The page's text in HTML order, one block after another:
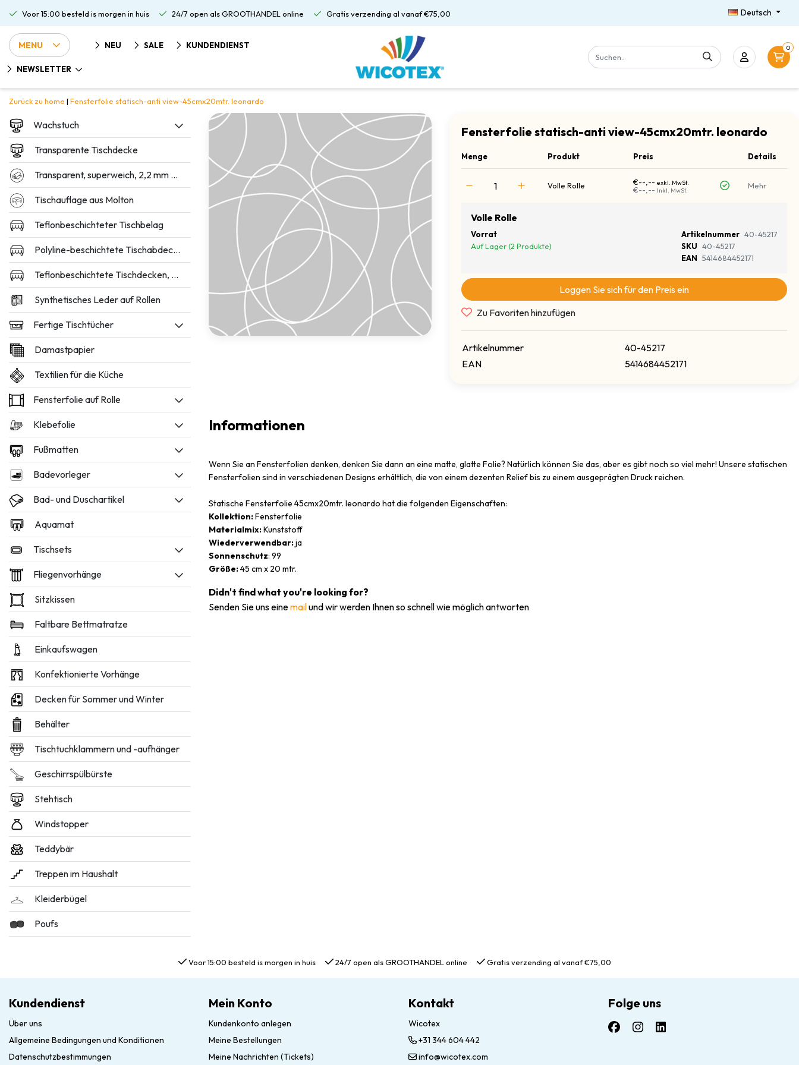
Voor 15:00 besteld is morgen in huis 24/7 open als GROOTHANDEL online Gratis verzending al vanaf €75,00 Deutsch
MENU NEU SALE KUNDENDIENST
NEWSLETTER
0
Zurück zu home | Fensterfolie statisch-anti view-45cmx20mtr. leonardo
Wachstuch
Transparente Tischdecke
Transparent, superweich, 2,2 mm dick
Tischauflage aus Molton
Teflonbeschichteter Tischbelag
Polyline-beschichtete Tischabdeckung
Teflonbeschichtete Tischdecken, 160 und 180 cm breit
Synthetisches Leder auf Rollen
Fertige Tischtücher
Damastpapier
Textilien für die Küche
Fensterfolie auf Rolle
Klebefolie
Fußmatten
Badevorleger
Bad- und Duschartikel
Aquamat
Tischsets
Fliegenvorhänge
Sitzkissen
Faltbare Bettmatratze
Einkaufswagen
Konfektionierte Vorhänge
Decken für Sommer und Winter
Behälter
Tischtuchklammern und -aufhänger
Geschirrspülbürste
Stehtisch
Windstopper
Teddybär
Treppen im Haushalt
Kleiderbügel
Poufs
Fensterfolie statisch-anti view-45cmx20mtr. leonardo
Menge Produkt Preis Details
Volle Rolle €--,-- exkl. MwSt.
€--,-- Inkl. MwSt. Mehr
Volle Rolle
Vorrat
Auf Lager (2 Produkte)
Artikelnummer 40-45217
SKU 40-45217
EAN 5414684452171
Loggen Sie sich für den Preis ein
Zu Favoriten hinzufügen
Artikelnummer
40-45217
EAN
5414684452171
Informationen
Wenn Sie an Fensterfolien denken, denken Sie dann an eine matte, glatte Folie? Natürlich können Sie das, aber es gibt noch so viel mehr! Unsere statischen
Fensterfolien sind in verschiedenen Designs erhältlich, die von einem dezenten Relief bis zu einem ausgeprägten Druck reichen.
Statische Fensterfolie 45cmx20mtr. leonardo hat die folgenden Eigenschaften:
Kollektion:Fensterfolie
Materialmix:Kunststoff
Wiederverwendbar:ja
Sonnenschutz: 99
Größe:45 cm x 20 mtr.
Didn't find what you're looking for?
Senden Sie uns einemailund wir werden Ihnen so schnell wie möglich antworten
Voor 15:00 besteld is morgen in huis 24/7 open als GROOTHANDEL online Gratis verzending al vanaf €75,00
Kundendienst
Über uns
Allgemeine Bedingungen und Konditionen
Datenschutzbestimmungen
Mein Konto
Kundenkonto anlegen
Meine Bestellungen
Meine Nachrichten (Tickets)
Kontakt
Wicotex
+31 344 604 442
info@wicotex.com
Folge uns